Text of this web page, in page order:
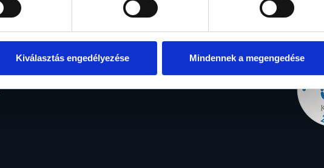
Kiválasztás engedélyezése Mindennek a megengedése
Befektetési alapok
Alapjaink
Fogalomtár